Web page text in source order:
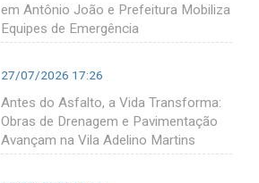
em Antônio João e Prefeitura Mobiliza
Equipes de Emergência
27/07/2026 17:26
Antes do Asfalto, a Vida Transforma:
Obras de Drenagem e Pavimentação
Avançam na Vila Adelino Martins